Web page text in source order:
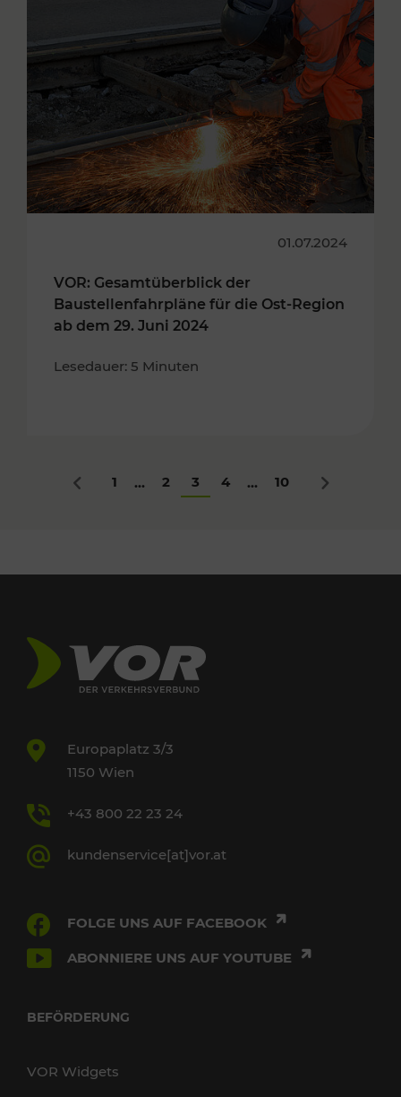
01.07.2024
VOR: Gesamtüberblick der
Baustellenfahrpläne für die Ost-Region
ab dem 29. Juni 2024
Lesedauer: 5 Minuten
Zurück
1 ... 2 3 4 ... 10 Nächstes
Europaplatz 3/3
1150 Wien
+43 800 22 23 24
kundenservice[at]vor.at
FOLGE UNS AUF FACEBOOK
ABONNIERE UNS AUF YOUTUBE
BEFÖRDERUNG
VOR Widgets